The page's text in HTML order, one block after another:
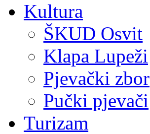
Kultura
ŠKUD Osvit
Klapa Lupeži
Pjevački zbor
Pučki pjevači
Turizam